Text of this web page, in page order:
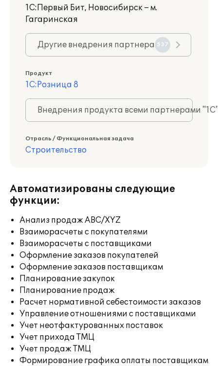
1С:Первый Бит, Новосибирск – м.
Гагаринская
Другие внедрения партнера 537
Продукт
1С:Розница 8
Внедрения продукта всеми партнерами
Отрасль / Функциональная задача
Строительство
Автоматизированы следующие
функции:
Анализ продаж ABC/XYZ
Взаиморасчеты с покупателями
Взаиморасчеты с поставщиками
Оформление заказов покупателей
Оформление заказов поставщикам
Планирование закупок
Планирование продаж
Расчет нормативной себестоимости заказов
Управление отношениями с поставщиками
Учет неотфактурованных поставок
Учет прихода ТМЦ
Учет продаж ТМЦ
Формирование графика оплаты поставщикам